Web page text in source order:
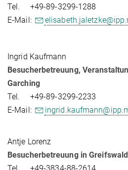
Tel. +49-89-3299-1288
E-Mail:
Ingrid Kaufmann
Besucherbetreuung,
Garching
Tel. +49-89-3299-2233
E-Mail:
Antje Lorenz
Besucherbetreuung in Greifswald